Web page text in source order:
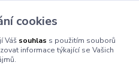
cookies
Váš souhlas s použitím souborů
informace týkající se Vašich